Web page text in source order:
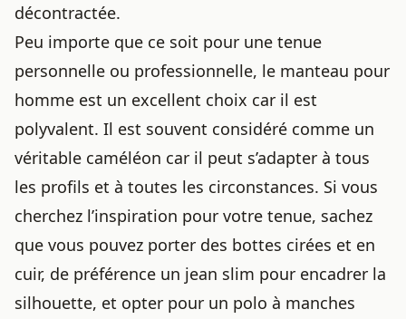
décontractée.
Peu importe que ce soit pour une tenue
personnelle ou professionnelle, le manteau pour
homme est un excellent choix car il est
polyvalent. Il est souvent considéré comme un
véritable caméléon car il peut s’adapter à tous
les profils et à toutes les circonstances. Si vous
cherchez l’inspiration pour votre tenue, sachez
que vous pouvez porter des bottes cirées et en
cuir, de préférence un jean slim pour encadrer la
silhouette, et opter pour un polo à manches